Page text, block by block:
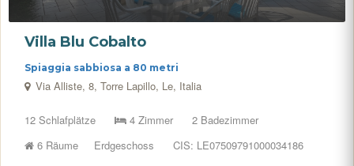
Villa Blu Cobalto
Spiaggia sabbiosa a 80 metri
Via Alliste, 8, Torre Lapillo, Le, Italia
12 Schlafplätze 4 Zimmer
2 Badezimmer
6 Räume
Erdgeschoss
CIS: LE07509791000034186